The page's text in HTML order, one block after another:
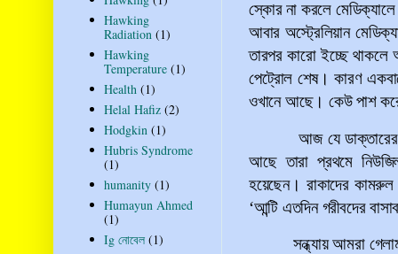
স্কোর না করলে মেডিক্যালে
আবার অস্ট্রেলিয়ান
তারপর কারো ইচ্ছে
পেট্রোল শেষ। কারণ
ওখানে আছে। কেউ পাশ
আজ যে ডাক্তারের
আছে তারা প্রথমে
হয়েছেন। রাকাদের
‘আন্টি এতদিন গরীবদের
সন্ধ্যায় আমরা
Hawking
Radiation (1)
Hawking
Temperature (1)
Health (1)
Helal Hafiz (2)
Hodgkin (1)
Hubris Syndrome
(1)
humanity (1)
Humayun Ahmed
(1)
Ig নোবেল (1)